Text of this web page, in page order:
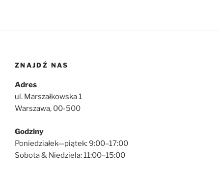
ZNAJDŹ NAS
Adres
ul. Marszałkowska 1
Warszawa, 00-500
Godziny
Poniedziałek—piątek: 9:00–17:00
Sobota & Niedziela: 11:00–15:00